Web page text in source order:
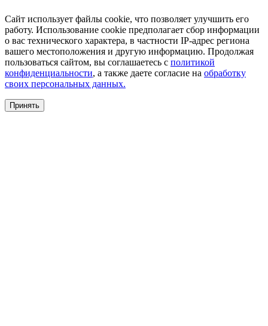
Сайт использует файлы cookie, что позволяет улучшить его
работу. Использование cookie предполагает сбор информации
о вас технического характера, в частности IP-адрес региона
вашего местоположения и другую информацию. Продолжая
пользоваться сайтом, вы соглашаетесь с политикой
конфиденциальности, а также даете согласие на обработку
своих персональных данных.
Принять